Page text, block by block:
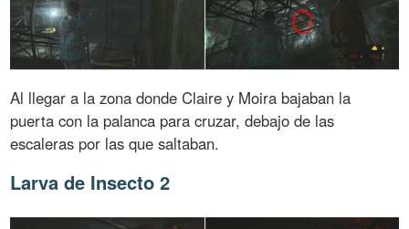
Al llegar a la zona donde Claire y Moira bajaban la
puerta con la palanca para cruzar, debajo de las
escaleras por las que saltaban.
Larva de Insecto 2